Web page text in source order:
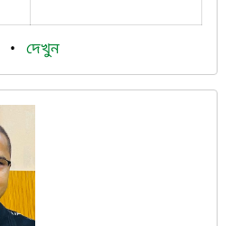
• দেখুন